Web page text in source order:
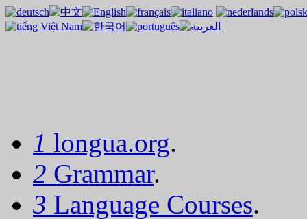
1 longua.org.
2 Grammar.
3 Language Courses.